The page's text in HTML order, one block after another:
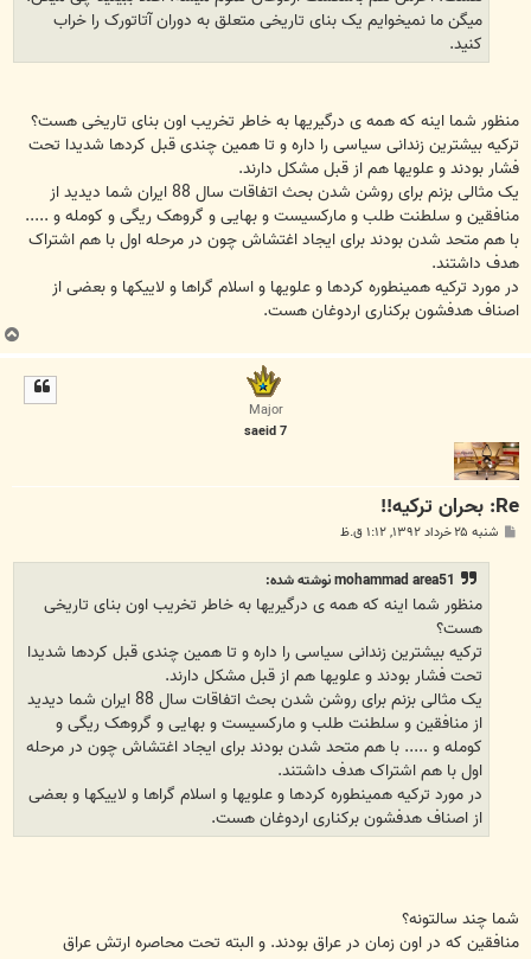
میگن ما نمیخوایم یک بنای تاریخی متعلق به دوران آتاتورک را خراب
کنید.
منظور شما اینه که همه ی درگیریها به خاطر تخریب اون بنای تاریخی هست؟
ترکیه بیشترین زندانی سیاسی را داره و تا همین چندی قبل کردها شدیدا تحت
فشار بودند و علویها هم از قبل مشکل دارند.
یک مثالی بزنم برای روشن شدن بحث اتفاقات سال 88 ایران شما دیدید از
منافقین و سلطنت طلب و مارکسیست و بهایی و گروهک ریگی و کومله و .....
با هم متحد شدن بودند برای ایجاد اغتشاش چون در مرحله اول با هم اشتراک
هدف داشتند.
در مورد ترکیه همینطوره کردها و علویها و اسلام گراها و لاییکها و بعضی از
اصناف هدفشون برکناری اردوغان هست.
ب
ا
Major
saeid 7
Re: بحران ترکیه!!
پ شنبه ۲۵ خرداد ۱۳۹۲, ۱:۱۲ ق.ظ
mohammad area51 نوشته شده:
منظور شما اینه که همه ی درگیریها به خاطر تخریب اون بنای تاریخی
هست؟
ترکیه بیشترین زندانی سیاسی را داره و تا همین چندی قبل کردها شدیدا
تحت فشار بودند و علویها هم از قبل مشکل دارند.
یک مثالی بزنم برای روشن شدن بحث اتفاقات سال 88 ایران شما دیدید
از منافقین و سلطنت طلب و مارکسیست و بهایی و گروهک ریگی و
کومله و ..... با هم متحد شدن بودند برای ایجاد اغتشاش چون در مرحله
اول با هم اشتراک هدف داشتند.
در مورد ترکیه همینطوره کردها و علویها و اسلام گراها و لاییکها و بعضی
از اصناف هدفشون برکناری اردوغان هست.
شما چند سالتونه؟
منافقین که در اون زمان در عراق بودند. و البته تحت محاصره ارتش عراق